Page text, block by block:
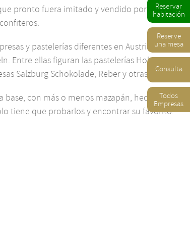
Reservar
habitación
Reserve
una mesa
Consulta
Todos
Empresas
pronto fuera imitado y vendido por otros
confiteros.
y pastelerías diferentes en Austria y
Entre ellas figuran las pastelerías Holzmayr,
Salzburg Schokolade, Reber y otras.
base, con más o menos mazapán, hechos a
tiene que probarlos y encontrar su favorito.